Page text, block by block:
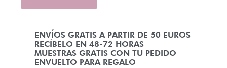
ENVÍOS GRATIS A PARTIR DE 50 EUROS
RECÍBELO EN 48-72 HORAS
MUESTRAS GRATIS CON TU PEDIDO
ENVUELTO PARA REGALO